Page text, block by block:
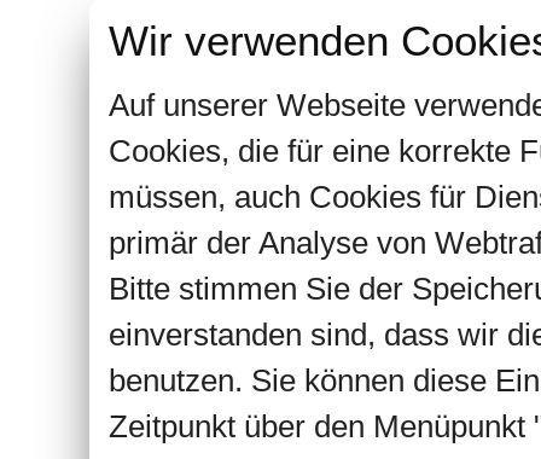
Wir verwenden
Auf unserer Webseite
Cookies, die für eine korrekte
müssen, auch Cookies für
primär der Analyse von
Bitte stimmen Sie der
einverstanden sind, dass wir
benutzen. Sie können diese
Zeitpunkt über den Menüpunkt